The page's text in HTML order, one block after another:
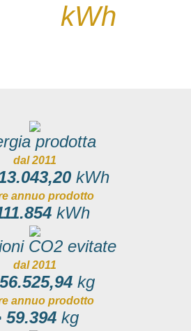
kWh
prodotta
dal 2011
kWh
annuo prodotto
kWh
CO2 evitate
dal 2011
kg
annuo prodotto
59.394kg